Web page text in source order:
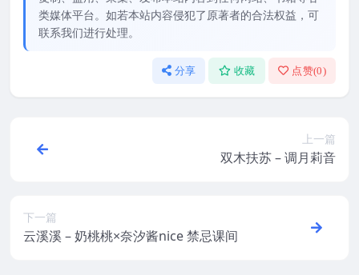
类媒体平台。如若本站内容侵犯了原著者的合法权益，可
联系我们进行处理。
分享 收藏 点赞(0)
上一篇
双木扶苏 – 调月莉音
下一篇
云溪溪 – 奶桃桃×奈汐酱nice 禁忌课间